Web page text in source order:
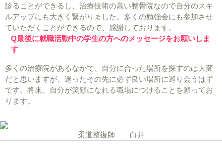
診ることができるし、治療技術の高い整骨院なので自分のスキ
ルアップにも大きく繋がりました。多くの勉強会にも参加させ
ていただくことができるので、感謝しております。
Q最後に就職活動中の学生の方へのメッセージをお願いしま
す
多くの治療院があるなかで、自分に合った場所を探すのは大変
だと思いますが、迷ったその先に必ず良い場所に巡り会うはず
です。将来、自分が笑顔になれる職場につけることを願ってお
ります。
柔道整復師 白井